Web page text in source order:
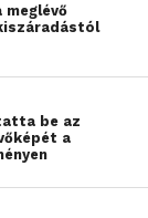
be az
a